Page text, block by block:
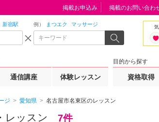
新宿駅 例） まつエク マッサージ
通信講座 体験レッスン
目的から探す
資格取得
掲載お申込み 掲載のお問い合わ
ジ 愛知県 名古屋市名東区のレッスン
レッスン 7件